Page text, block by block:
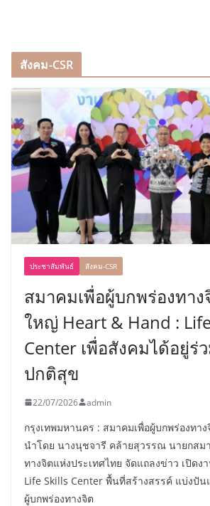
สังคม-CSR
ประชาสัมพันธ์ สังคม-CSR
สมาคมเพื่อผู้บกพร่องทา
ใหญ่ Heart & Hand :
Center เพื่อสังคมได้อยู่ร่
ปกติสุข
22/07/2026 admin
กรุงเทพมหานคร : สมาคมเพื่อผู้บกพร่องทา
นำโดย นางนุชจารี คล้ายสุวรรณ นายกสม
ทางจิตแห่งประเทศไทย จัดแถลงข่าว เปิดง
Life Skills Center พื้นที่สร้างสรรค์ แบ่งปัน
ผู้บกพร่องทางจิต